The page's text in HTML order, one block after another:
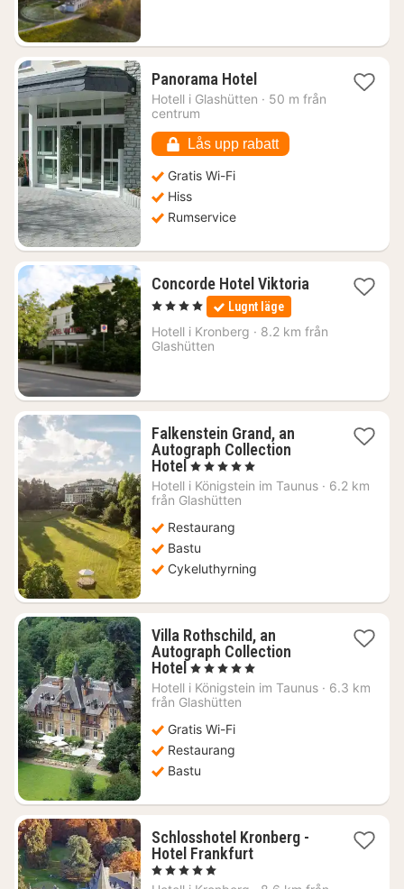
Panorama Hotel1
natt
kr.
Hotell i Glashütten · 50 m från
centrum
Lås upp rabatt
Gratis Wi-Fi
Hiss
Rumservice
Concorde Hotel Viktoria1
1480
, 4 Stjärnor Lugnt läge
Hotell i Kronberg · 8.2 km från
Glashütten
Falkenstein Grand, an
Autograph Collection
Hotel 1
natt
från
kr.
, 5 Stjärnor
Hotell i Königstein im Taunus · 6.2 km
från Glashütten
Restaurang
Bastu
Cykeluthyrning
Villa Rothschild, an
Autograph Collection
Hotel 1
natt
från
kr.
, 5 Stjärnor
Hotell i Königstein im Taunus · 6.3 km
från Glashütten
Gratis Wi-Fi
Restaurang
Bastu
Schlosshotel Kronberg -
Hotel Frankfurt1
från
, 5 Stjärnor